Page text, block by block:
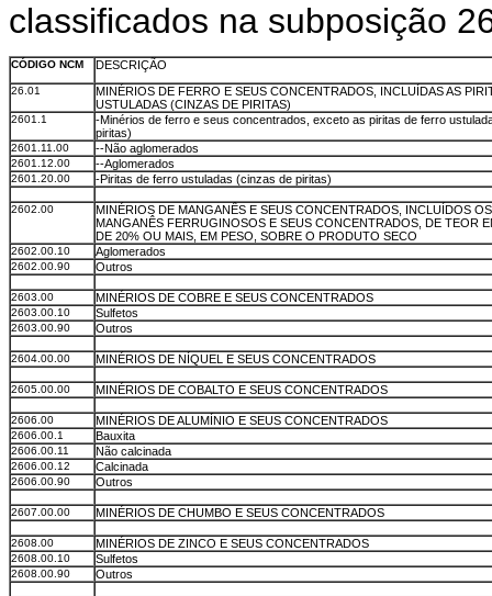
classificados na subposição
CÓDIGO NCM DESCRIÇÃO
26.01
MINÉRIOS DE FERRO E SEUS CONCENTRADOS, INCLUÍDAS AS
USTULADAS (CINZAS DE PIRITAS)
2601.1
-Minérios de ferro e seus concentrados, exceto as piritas de ferro
piritas)
2601.11.00 --Não aglomerados
2601.12.00 --Aglomerados
2601.20.00 -Piritas de ferro ustuladas (cinzas de piritas)
2602.00
MINÉRIOS DE MANGANÊS E SEUS CONCENTRADOS, INCLUÍDOS
MANGANÊS FERRUGINOSOS E SEUS CONCENTRADOS, DE TEOR
DE 20% OU MAIS, EM PESO, SOBRE O PRODUTO SECO
2602.00.10 Aglomerados
2602.00.90 Outros
2603.00 MINÉRIOS DE COBRE E SEUS CONCENTRADOS
2603.00.10 Sulfetos
2603.00.90 Outros
2604.00.00 MINÉRIOS DE NÍQUEL E SEUS CONCENTRADOS
2605.00.00 MINÉRIOS DE COBALTO E SEUS CONCENTRADOS
2606.00 MINÉRIOS DE ALUMÍNIO E SEUS CONCENTRADOS
2606.00.1 Bauxita
2606.00.11 Não calcinada
2606.00.12 Calcinada
2606.00.90 Outros
2607.00.00 MINÉRIOS DE CHUMBO E SEUS CONCENTRADOS
2608.00 MINÉRIOS DE ZINCO E SEUS CONCENTRADOS
2608.00.10 Sulfetos
2608.00.90 Outros